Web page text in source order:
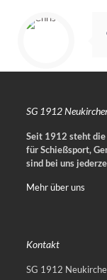
SG 1912
Seit 1912 steht die
für Schießsport,
sind bei uns
Mehr über uns
Kontakt
SG 1912